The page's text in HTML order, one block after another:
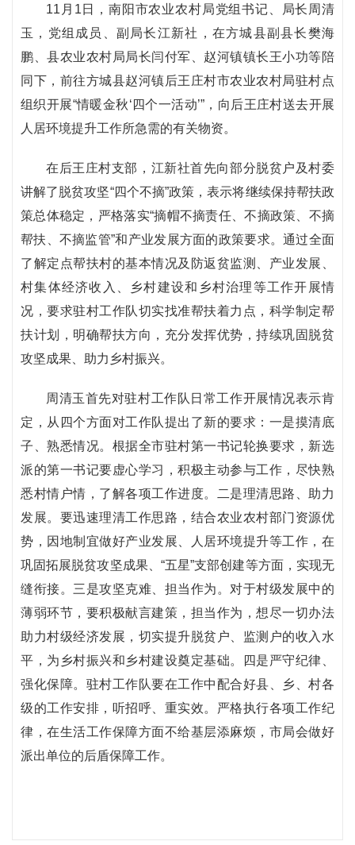
11月1日，南阳市农业农村局党组书记、局长周清
玉，党组成员、副局长江新社，在方城县副县长樊海
鹏、县农业农村局局长闫付军、赵河镇镇长王小功等陪
同下，前往方城县赵河镇后王庄村市农业农村局驻村点
组织开展“情暖金秋‘四个一活动’”，向后王庄村送去开展
人居环境提升工作所急需的有关物资。
在后王庄村支部，江新社首先向部分脱贫户及村委
讲解了脱贫攻坚“四个不摘”政策，表示将继续保持帮扶政
策总体稳定，严格落实“摘帽不摘责任、不摘政策、不摘
帮扶、不摘监管”和产业发展方面的政策要求。通过全面
了解定点帮扶村的基本情况及防返贫监测、产业发展、
村集体经济收入、乡村建设和乡村治理等工作开展情
况，要求驻村工作队切实找准帮扶着力点，科学制定帮
扶计划，明确帮扶方向，充分发挥优势，持续巩固脱贫
攻坚成果、助力乡村振兴。
周清玉首先对驻村工作队日常工作开展情况表示肯
定，从四个方面对工作队提出了新的要求：一是摸清底
子、熟悉情况。根据全市驻村第一书记轮换要求，新选
派的第一书记要虚心学习，积极主动参与工作，尽快熟
悉村情户情，了解各项工作进度。二是理清思路、助力
发展。要迅速理清工作思路，结合农业农村部门资源优
势，因地制宜做好产业发展、人居环境提升等工作，在
巩固拓展脱贫攻坚成果、“五星”支部创建等方面，实现无
缝衔接。三是攻坚克难、担当作为。对于村级发展中的
薄弱环节，要积极献言建策，担当作为，想尽一切办法
助力村级经济发展，切实提升脱贫户、监测户的收入水
平，为乡村振兴和乡村建设奠定基础。四是严守纪律、
强化保障。驻村工作队要在工作中配合好县、乡、村各
级的工作安排，听招呼、重实效。严格执行各项工作纪
律，在生活工作保障方面不给基层添麻烦，市局会做好
派出单位的后盾保障工作。